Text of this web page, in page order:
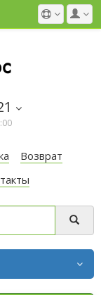
Возврат